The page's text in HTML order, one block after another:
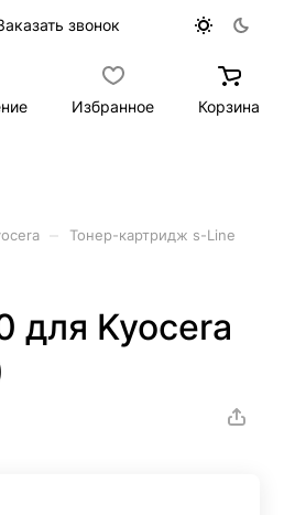
звонок
Избранное Корзина
Тонер-картридж s-Line
для Kyocera